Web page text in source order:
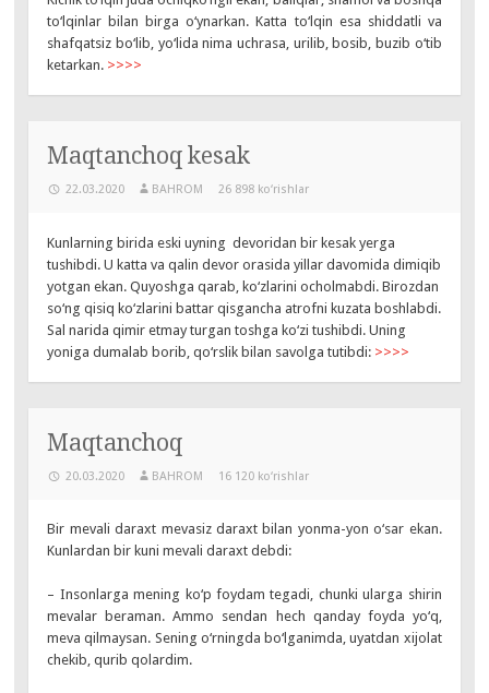
to‘lqinlar bilan birga o‘ynarkan. Katta to‘lqin esa shiddatli va
shafqatsiz bo‘lib, yo‘lida nima uchrasa, urilib, bosib, buzib o‘tib
ketarkan. >>>>
Maqtanchoq kesak
22.03.2020 BAHROM 26 898 ko‘rishlar
Kunlarning birida eski uyning devoridan bir kesak yerga
tushibdi. U katta va qalin devor orasida yillar davomida dimiqib
yotgan ekan. Quyoshga qarab, ko‘zlarini ocholmabdi. Birozdan
so‘ng qisiq ko‘zlarini battar qisgancha atrofni kuzata boshlabdi.
Sal narida qimir etmay turgan toshga ko‘zi tushibdi. Uning
yoniga dumalab borib, qo‘rslik bilan savolga tutibdi: >>>>
Maqtanchoq
20.03.2020 BAHROM 16 120 ko‘rishlar
Bir mevali daraxt mevasiz daraxt bilan yonma-yon o‘sar ekan.
Kunlardan bir kuni mevali daraxt debdi:
– Insonlarga mening ko‘p foydam tegadi, chunki ularga shirin
mevalar beraman. Ammo sendan hech qanday foyda yo‘q,
meva qilmaysan. Sening o‘rningda bo‘lganimda, uyatdan xijolat
chekib, qurib qolardim.